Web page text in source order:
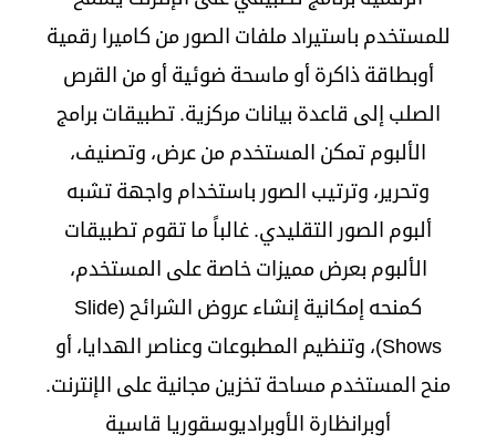
للمستخدم باستيراد ملفات الصور من كاميرا رقمية
أوبطاقة ذاكرة أو ماسحة ضوئية أو من القرص
الصلب إلى قاعدة بيانات مركزية. تطبيقات برامج
الألبوم تمكن المستخدم من عرض، وتصنيف،
وتحرير، وترتيب الصور باستخدام واجهة تشبه
ألبوم الصور التقليدي. غالباً ما تقوم تطبيقات
الألبوم بعرض مميزات خاصة على المستخدم،
كمنحه إمكانية إنشاء عروض الشرائح (Slide
Shows)، وتنظيم المطبوعات وعناصر الهدايا، أو
منح المستخدم مساحة تخزين مجانية على الإنترنت.
أوبرانظارة الأوبراديوسقوريا قاسية